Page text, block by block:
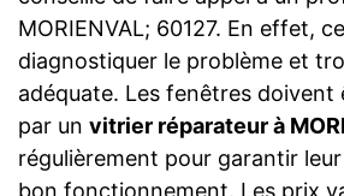
MORIENVAL; 60127. En effet,
diagnostiquer le problème et
adéquate. Les fenêtres doivent
par un vitrier réparateur à
régulièrement pour garantir
bon fonctionnement. Les prix